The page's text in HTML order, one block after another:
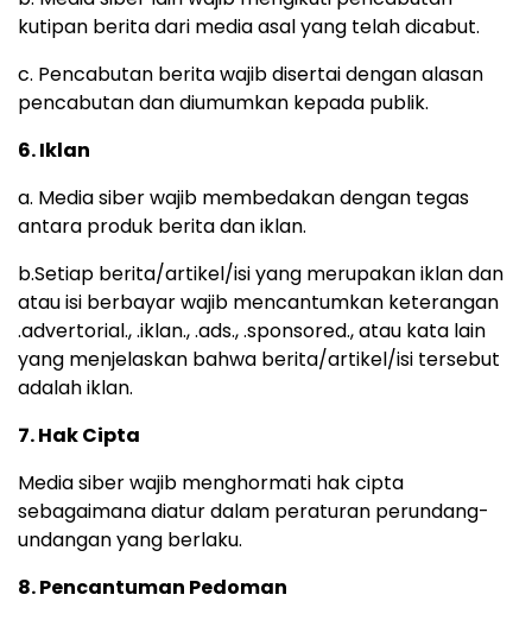
kutipan berita dari media asal yang telah dicabut.
c. Pencabutan berita wajib disertai dengan alasan
pencabutan dan diumumkan kepada publik.
6. Iklan
a. Media siber wajib membedakan dengan tegas
antara produk berita dan iklan.
b.Setiap berita/artikel/isi yang merupakan iklan dan
atau isi berbayar wajib mencantumkan keterangan
.advertorial., .iklan., .ads., .sponsored., atau kata lain
yang menjelaskan bahwa berita/artikel/isi tersebut
adalah iklan.
7. Hak Cipta
Media siber wajib menghormati hak cipta
sebagaimana diatur dalam peraturan perundang-
undangan yang berlaku.
8. Pencantuman Pedoman